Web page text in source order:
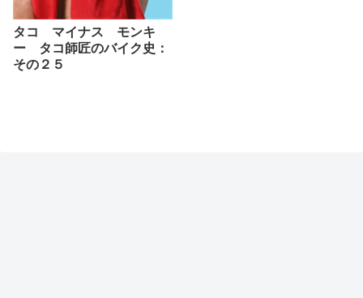
タコ マイナス モンキ
ー タコ師匠のバイク史：
その２５